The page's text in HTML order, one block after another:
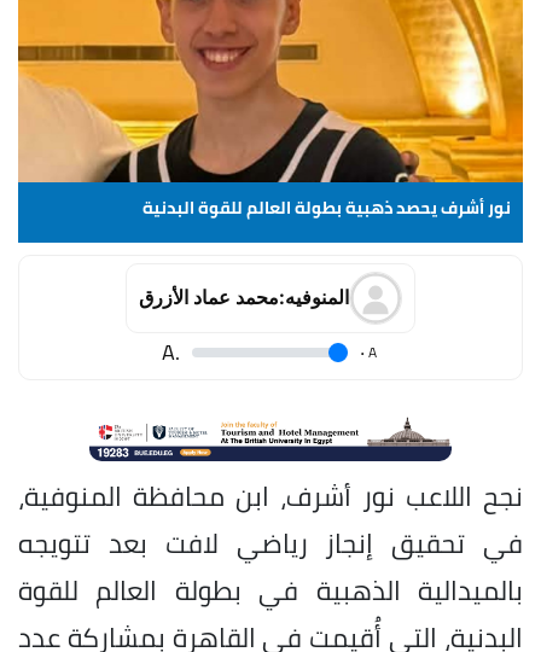
نور أشرف يحصد ذهبية بطولة العالم للقوة البدنية
المنوفيه:محمد عماد الأزرق
A
.
.A
نجح اللاعب نور أشرف، ابن محافظة المنوفية،
في تحقيق إنجاز رياضي لافت بعد تتويجه
بالميدالية الذهبية في بطولة العالم للقوة
البدنية، التي أُقيمت في القاهرة بمشاركة عدد